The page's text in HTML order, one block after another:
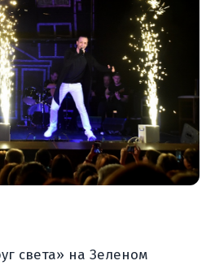
света» на Зеленом